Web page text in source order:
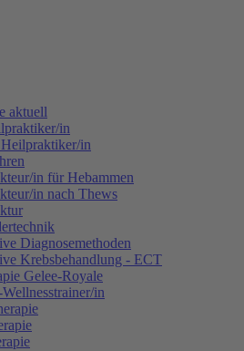
aktuell
in
in
in für Hebammen
in nach Thews
Diagnosemethoden
Krebsbehandlung - ECT
Gelee-Royale
in